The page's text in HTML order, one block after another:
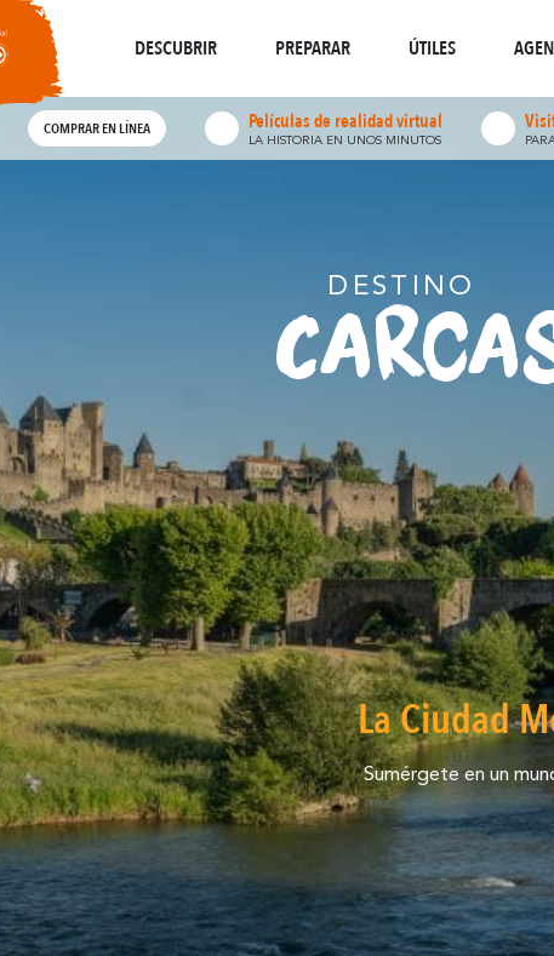
DESCUBRIR
Resuena
PREPARAR
Visitas guiadas Paseos y
ÚTILES
COMPRAR EN LÍNEA Películas de realidad virtual
LA HISTORIA EN UNOS MINUTOS
La Ciudad
Sumérgete en un
DESTINO